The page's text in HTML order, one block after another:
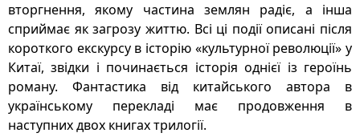
вторгнення, якому частина землян радіє, а інша
сприймає як загрозу життю. Всі ці події описані після
короткого екскурсу в історію «культурної революції» у
Китаї, звідки і починається історія однієї із героїнь
роману. Фантастика від китайського автора в
українському перекладі має продовження в
наступних двох книгах трилогії.